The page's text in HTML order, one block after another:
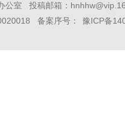
公室 投稿邮箱：
备案序号：
豫ICP备